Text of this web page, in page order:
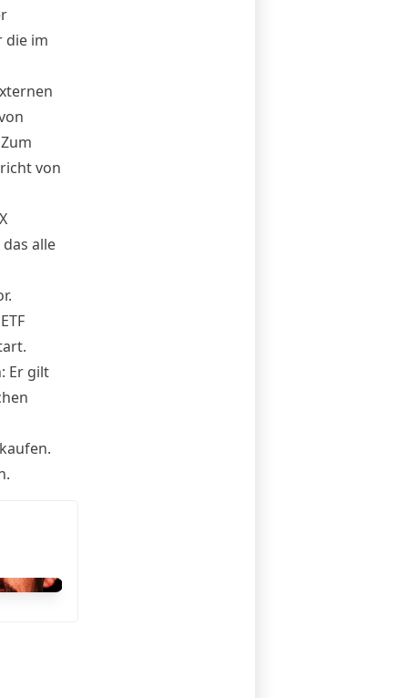
die im
von
alle
.
Er gilt
.